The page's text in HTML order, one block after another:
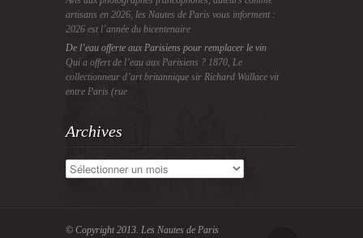
artisans en 2026, les Nautes de Paris vous informent :
2026 est l’année du bicentenaire
De l’eau offerte aux Parisiens pour remplacer le vin
Qui a offert de l’eau aux Parisiens ? 1870, Le
collectionneur d’art britannique sir Richard Wallace vit
entre Paris (rue
Archives
Archives
© Copyright 2013. Les Nautes de Paris